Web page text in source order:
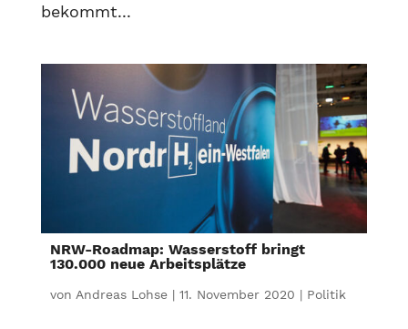
bekommt...
NRW-Roadmap: Wasserstoff bringt
130.000 neue Arbeitsplätze
von Andreas Lohse| 11. November 2020 | Politik